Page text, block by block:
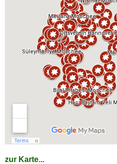
zur Karte...